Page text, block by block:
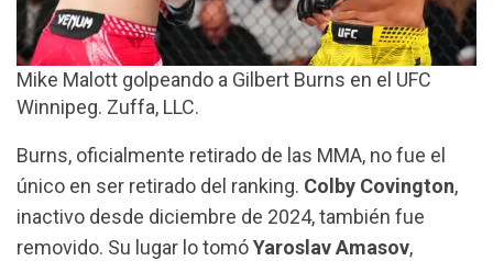
Mike Malott golpeando a Gilbert Burns en el UFC
Winnipeg. Zuffa, LLC.
Burns, oficialmente retirado de las MMA, no fue el
único en ser retirado del ranking. Colby Covington,
inactivo desde diciembre de 2024, también fue
removido. Su lugar lo tomóYaroslav Amasov,